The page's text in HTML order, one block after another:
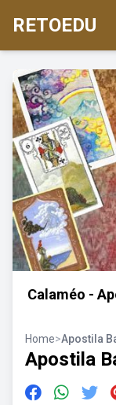
RETOEDU
Calaméo -
Home>Apostila
Apostila